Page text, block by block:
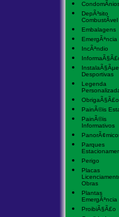
DepÃ³sito
CombustÃ­vel
Embalagens
EmergÃªncia
IncÃªndio
Desportivas
Legenda
ObrigaÃ§Ã£o
PainÃ©is
PainÃ©is
Informativos
Parques
Perigo
Placas
Obras
Plantas
EmergÃªncia
ProibiÃ§Ã£o